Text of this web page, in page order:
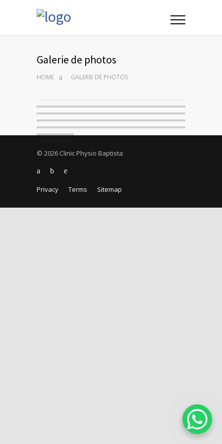
Galerie de photos
HOME GALERIE DE PHOTOS
© 2026 Clinic Physio Baptista
Privacy Terms Sitemap